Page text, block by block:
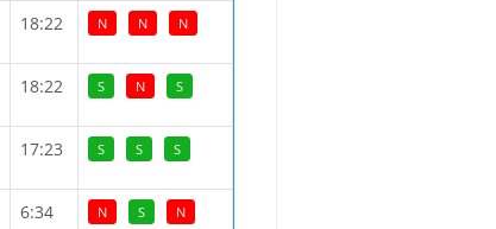
18:22 N N N
18:22 S N S
17:23 S S S
6:34 N S N